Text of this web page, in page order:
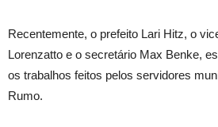
Recentemente, o prefeito Lari Hitz, o
Lorenzatto e o secretário Max Benke,
os trabalhos feitos pelos servidores
Rumo.